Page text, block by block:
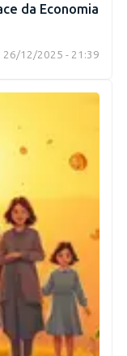
da Economia
26/12/2025 - 21:39